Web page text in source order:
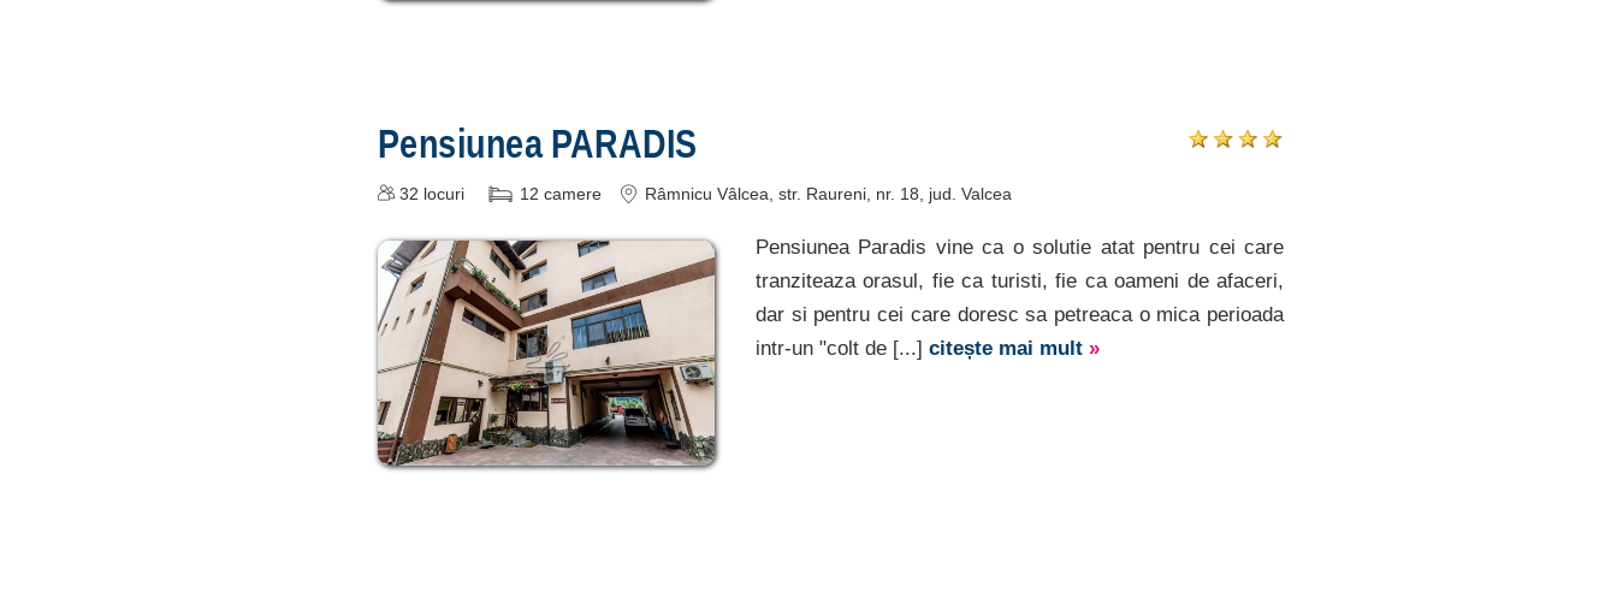
Pensiunea PARADIS
32 locuri 12 camere Râmnicu Vâlcea , str. Raureni, nr. 18 , jud. Valcea
Pensiunea Paradis vine ca o solutie atat pentru cei care
tranziteaza orasul, fie ca turisti, fie ca oameni de afaceri,
dar si pentru cei care doresc sa petreaca o mica perioada
intr-un "colt de [...] citește mai mult »